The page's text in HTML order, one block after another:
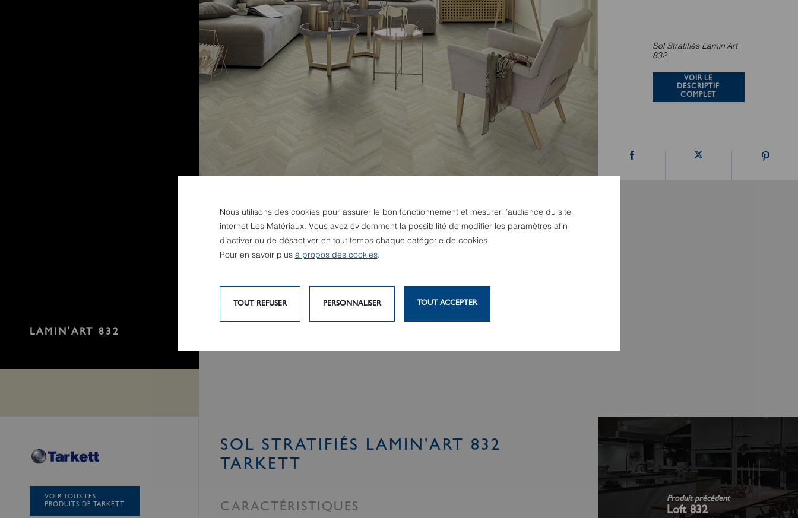
LAMIN'ART 832
Sol Stratifiés Lamin'Art
832
VOIR LE
DESCRIPTIF
COMPLET
VOIR TOUS LES
PRODUITS DE TARKETT
SOL STRATIFIÉS LAMIN'ART 832
TARKETT
CARACTÉRISTIQUES
Produit précédent
Loft 832
Nous utilisons des cookies pour assurer le bon fonctionnement et mesurer l’audience du site
internet Les Matériaux. Vous avez évidemment la possibilité de modifier les paramètres afin
d’activer ou de désactiver en tout temps chaque catégorie de cookies.
Pour en savoir plus à propos des cookies.
TOUT REFUSER PERSONNALISER TOUT ACCEPTER